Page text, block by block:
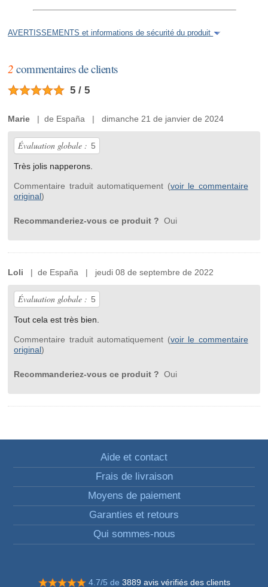
AVERTISSEMENTS et informations de sécurité du produit
2 commentaires de clients
5 / 5
Marie | de España | dimanche 21 de janvier de 2024
Évaluation globale : 5
Très jolis napperons.
Commentaire traduit automatiquement (voir le commentaire
original)
Recommanderiez-vous ce produit ? Oui
Loli | de España | jeudi 08 de septembre de 2022
Évaluation globale : 5
Tout cela est très bien.
Commentaire traduit automatiquement (voir le commentaire
original)
Recommanderiez-vous ce produit ? Oui
Aide et contact
Frais de livraison
Moyens de paiement
Garanties et retours
Qui sommes-nous
4.7/5 de 3889 avis vérifiés des clients